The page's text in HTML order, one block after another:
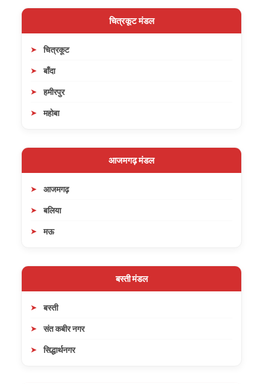
चित्रकूट मंडल
चित्रकूट
बाँदा
हमीरपुर
महोबा
आजमगढ़ मंडल
आजमगढ़
बलिया
मऊ
बस्ती मंडल
बस्ती
संत कबीर नगर
सिद्धार्थनगर